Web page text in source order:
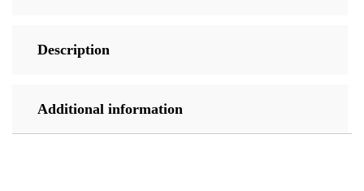
Description
Additional information